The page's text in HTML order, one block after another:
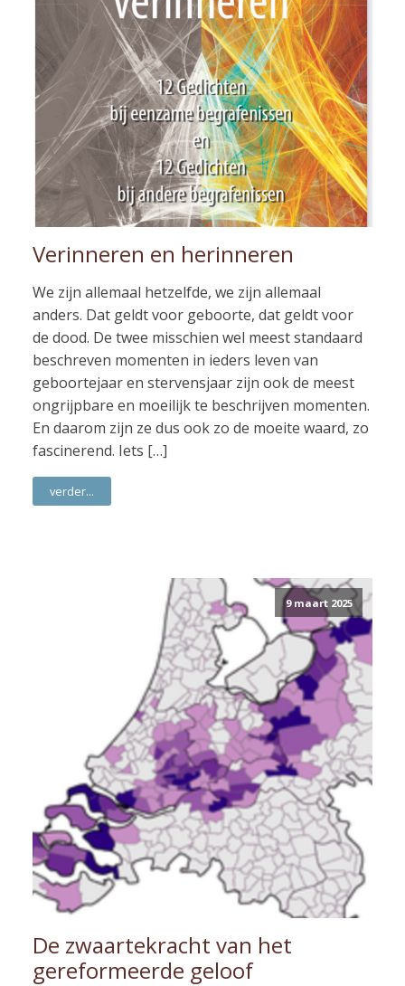
Verinneren en herinneren
We zijn allemaal hetzelfde, we zijn allemaal
anders. Dat geldt voor geboorte, dat geldt voor
de dood. De twee misschien wel meest standaard
beschreven momenten in ieders leven van
geboortejaar en stervensjaar zijn ook de meest
ongrijpbare en moeilijk te beschrijven momenten.
En daarom zijn ze dus ook zo de moeite waard, zo
fascinerend. Iets […]
verder...
9 maart 2025
De zwaartekracht van het
gereformeerde geloof